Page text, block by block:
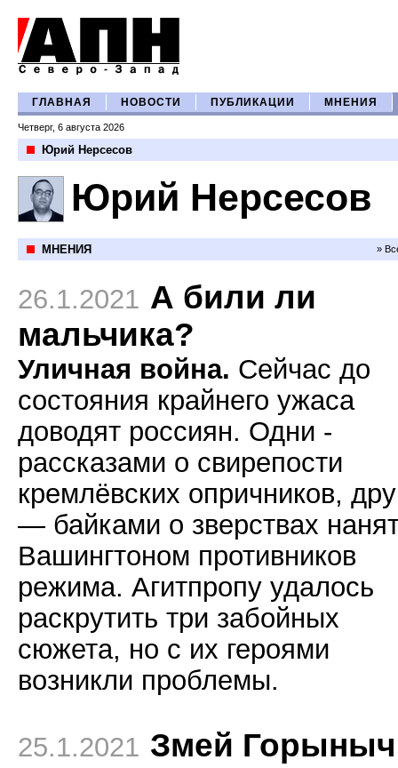
ГЛАВНАЯ НОВОСТИ ПУБЛИКАЦИИ МНЕНИЯ
Четверг, 6 августа 2026
Юрий Нерсесов
Юрий Нерсесов
МНЕНИЯ »
26.1.2021 А били ли
мальчика?
Уличная война. Сейчас до
состояния крайнего ужаса
доводят россиян. Одни -
рассказами о свирепости
кремлёвских опричников,
— байками о зверствах
Вашингтоном противников
режима. Агитпропу удалось
раскрутить три забойных
сюжета, но с их героями
возникли проблемы.
25.1.2021 Змей Горыныч